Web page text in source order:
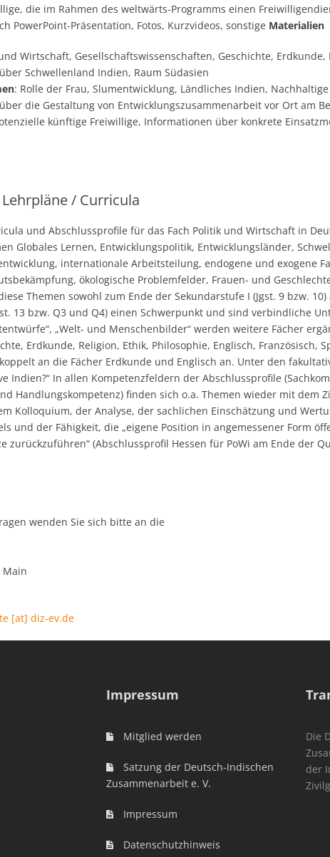
die im Rahmen des weltwärts-Programms einen
PowerPoint-Präsentation, Fotos, Kurzvideos, sonstige Materialien
Wirtschaft, Gesellschaftswissenschaften, Geschichte, Erdkunde,
Schwellenland Indien, Raum Südasien
: Rolle der Frau, Slumentwicklung, Ländliches Indien,
die Gestaltung von Entwicklungszusammenarbeit vor Ort am
künftige Freiwillige, Informationen über konkrete
/ Curricula
und Abschlussprofile für das Fach Politik und Wirtschaft in
Globales Lernen, Entwicklungspolitik, Entwicklungsländer,
internationale Arbeitsteilung, endogene und exogene
ökologische Problemfelder, Frauen- und
Themen sowohl zum Ende der Sekundarstufe I (Jgst. 9 bzw.
13 bzw. Q3 und Q4) einen Schwerpunkt und sind verbindliche
„Welt- und Menschenbilder“ werden weitere Fächer
Erdkunde, Religion, Ethik, Philosophie, Englisch, Französisch,
koppelt an die Fächer Erdkunde und Englisch an. Unter den
Indien?“ In allen Kompetenzfeldern der Abschlussprofile
Handlungskompetenz) finden sich o.a. Themen wieder mit dem
Kolloquium, der Analyse, der sachlichen Einschätzung und
und der Fähigkeit, die „eigene Position in angemessener Form
zurückzuführen“ (Abschlussprofil Hessen für PoWi am Ende der
wenden Sie sich bitte an die
Main
[at] diz-ev.de
Impressum
Mitglied werden
Satzung der Deutsch-Indischen
Zusammenarbeit e. V.
Impressum
Datenschutzhinweis
Die
der